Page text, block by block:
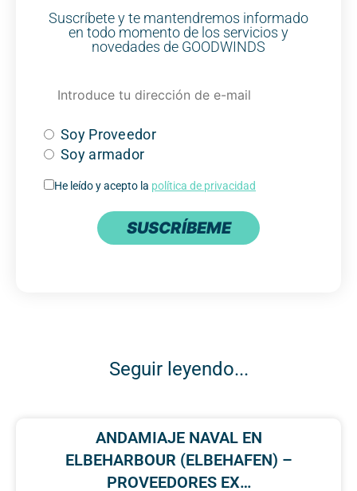
Suscríbete y te mantendremos informado
en todo momento de los servicios y
novedades de GOODWINDS
Soy Proveedor
Soy armador
He leído y acepto la política de privacidad
SUSCRÍBEME
Seguir leyendo...
ANDAMIAJE NAVAL EN
ELBEHARBOUR (ELBEHAFEN) –
PROVEEDORES EX…